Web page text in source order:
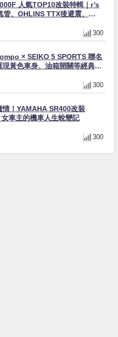
人氣TOP10改裝特輯｜r’s
、OHLINS TTX後避震、
300
× SEIKO 5 SPORTS 聯名
黃色車身、油箱開關等經典設
300
情！YAMAHA SR400改裝
車主的機車人生蛻變記
300